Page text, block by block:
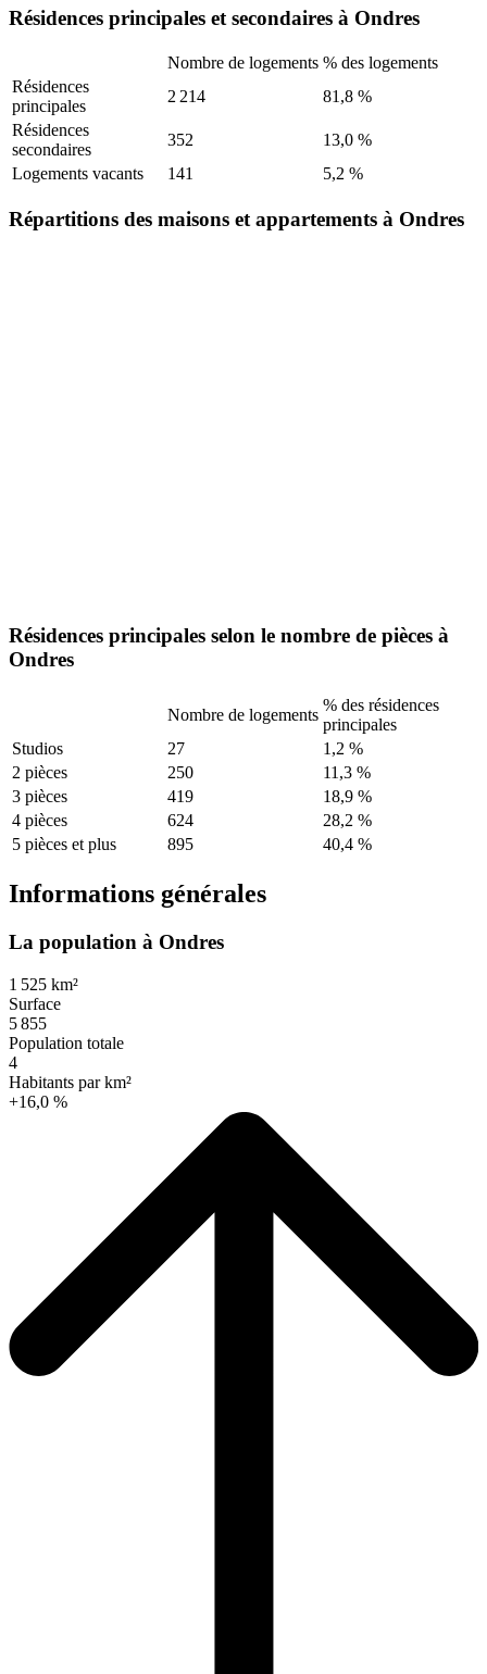
Résidences principales et secondaires à Ondres
Nombre de logements % des logements
Résidences
principales
2 214
81,8 %
Résidences
secondaires
352
13,0 %
Logements vacants
141 5,2 %
Répartitions des maisons et appartements à Ondres
Résidences principales selon le nombre de pièces à
Ondres
Nombre de logements
% des résidences
principales
Studios
27
1,2 %
2 pièces
250
11,3 %
3 pièces
419
18,9 %
4 pièces
624
28,2 %
5 pièces et plus
895 40,4 %
Informations générales
La population à Ondres
1 525 km²
Surface
5 855
Population totale
4
Habitants par km²
+16,0 %